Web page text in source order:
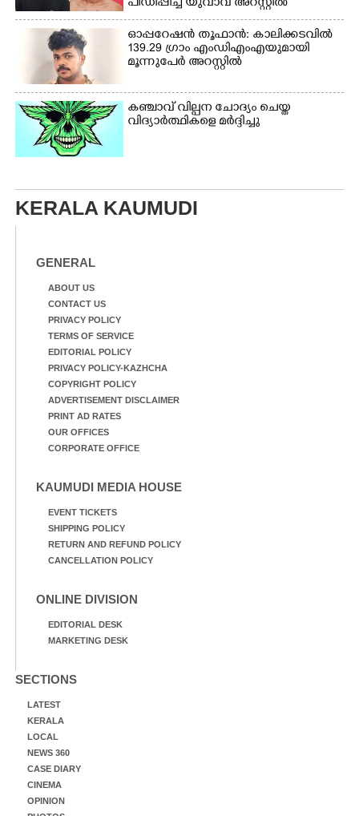
പീഡിപ്പിച്ച യുവാവ് അറസ്റ്റിൽ
ഓപ്പറേഷൻ തൂഫാൻ: കാലിക്കടവിൽ
139.29 ഗ്രാം എംഡിഎംഎയുമായി
മൂന്നുപേർ അറസ്റ്റിൽ
കഞ്ചാവ് വില്പന ചോദ്യം ചെയ്ത
വിദ്യാർത്ഥികളെ മർദ്ദിച്ചു
KERALA KAUMUDI
GENERAL
ABOUT US
CONTACT US
PRIVACY POLICY
TERMS OF SERVICE
EDITORIAL POLICY
PRIVACY POLICY-KAZHCHA
COPYRIGHT POLICY
ADVERTISEMENT DISCLAIMER
PRINT AD RATES
OUR OFFICES
CORPORATE OFFICE
KAUMUDI MEDIA HOUSE
EVENT TICKETS
SHIPPING POLICY
RETURN AND REFUND POLICY
CANCELLATION POLICY
ONLINE DIVISION
EDITORIAL DESK
MARKETING DESK
SECTIONS
LATEST
KERALA
LOCAL
NEWS 360
CASE DIARY
CINEMA
OPINION